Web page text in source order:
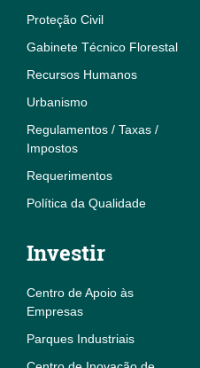
Proteção Civil
Gabinete Técnico Florestal
Recursos Humanos
Urbanismo
Regulamentos / Taxas /
Impostos
Requerimentos
Política da Qualidade
Investir
Centro de Apoio às
Empresas
Parques Industriais